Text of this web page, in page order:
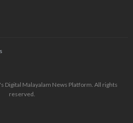
Digital Malayalam News Platform. All rights
reserved.